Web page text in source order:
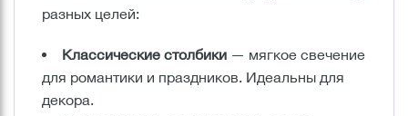
разных целей:
Классические столбики — мягкое свечение
для романтики и праздников. Идеальны для
декора.